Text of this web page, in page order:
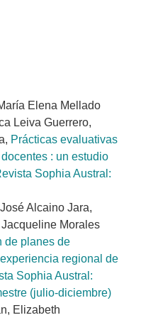
Elena Mellado
Leiva Guerrero,
Prácticas evaluativas
: un estudio
Sophia Austral:
Alcaino Jara,
Morales
de planes de
regional de
Sophia Austral:
(julio-diciembre)
Elizabeth